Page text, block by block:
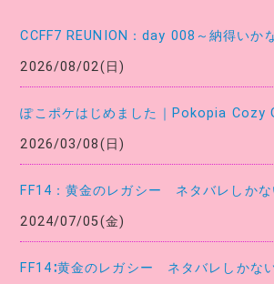
CCFF7 REUNION：day 008～納得いか
2026/08/02(日)
ぽこポケはじめました｜Pokopia Cozy
2026/03/08(日)
FF14：黄金のレガシー ネタバレしか
2024/07/05(金)
FF14∶黄金のレガシー ネタバレしかな